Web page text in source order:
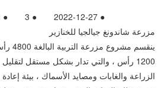
●
2022-12-27
●
3
●
مزرعة شاندونغ جيالجيا للخنازير
1200 رأس ، والتي تدار بشكل مستقل
الزراعة والغابات ومصايد الأسماك ، بيئة